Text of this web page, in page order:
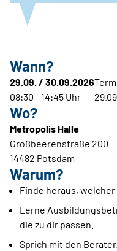
Wann?
29.09. / 30.09.2026
08:30 - 14:45 Uhr
Wo?
Metropolis Halle
Großbeerenstraße 200
14482 Potsdam
Warum?
Finde heraus,
Lerne
die zu dir passen.
Sprich mit den